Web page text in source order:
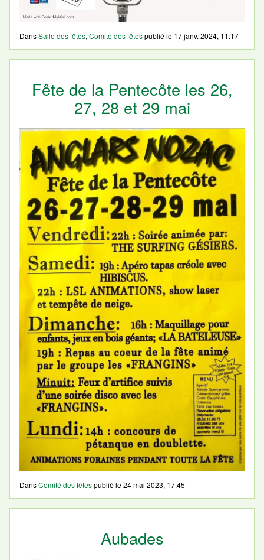
DansSalle des fêtes, Comité des fêtespublié le 17 janv. 2024, 11:17
Fête de la Pentecôte les 26,
27, 28 et 29 mai
DansComité des fêtespublié le24 mai 2023, 17:45
Aubades